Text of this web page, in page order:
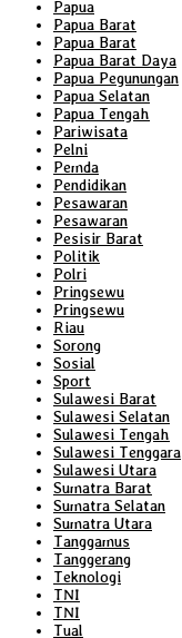
Papua
Papua Barat
Papua Barat
Papua Barat Daya
Papua Pegunungan
Papua Selatan
Papua Tengah
Pariwisata
Pelni
Pemda
Pendidikan
Pesawaran
Pesawaran
Pesisir Barat
Politik
Polri
Pringsewu
Pringsewu
Riau
Sorong
Sosial
Sport
Sulawesi Barat
Sulawesi Selatan
Sulawesi Tengah
Sulawesi Tenggara
Sulawesi Utara
Sumatra Barat
Sumatra Selatan
Sumatra Utara
Tanggamus
Tanggerang
Teknologi
TNI
TNI
Tual